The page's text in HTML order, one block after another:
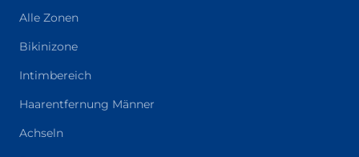
Alle Zonen
Bikinizone
Intimbereich
Haarentfernung Männer
Achseln